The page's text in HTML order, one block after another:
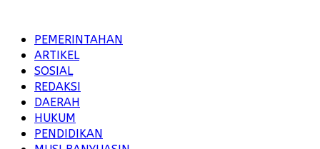
PEMERINTAHAN
ARTIKEL
SOSIAL
REDAKSI
DAERAH
HUKUM
PENDIDIKAN